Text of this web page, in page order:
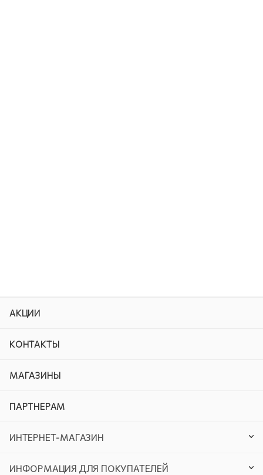
АКЦИИ
КОНТАКТЫ
МАГАЗИНЫ
ПАРТНЕРАМ
ИНТЕРНЕТ-МАГАЗИН
ИНФОРМАЦИЯ ДЛЯ ПОКУПАТЕЛЕЙ